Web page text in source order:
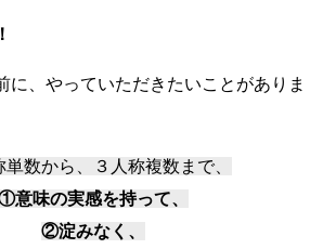
に、やっていただきたいことがありま
単数から、３人称複数まで、
意味の実感を持って、
②淀みなく、